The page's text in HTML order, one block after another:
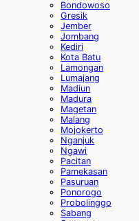
Bondowoso
Gresik
Jember
Jombang
Kediri
Kota Batu
Lamongan
Lumajang
Madiun
Madura
Magetan
Malang
Mojokerto
Nganjuk
Ngawi
Pacitan
Pamekasan
Pasuruan
Ponorogo
Probolinggo
Sabang